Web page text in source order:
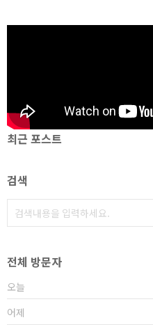
최근 포스트
검색
전체 방문자
오늘
어제